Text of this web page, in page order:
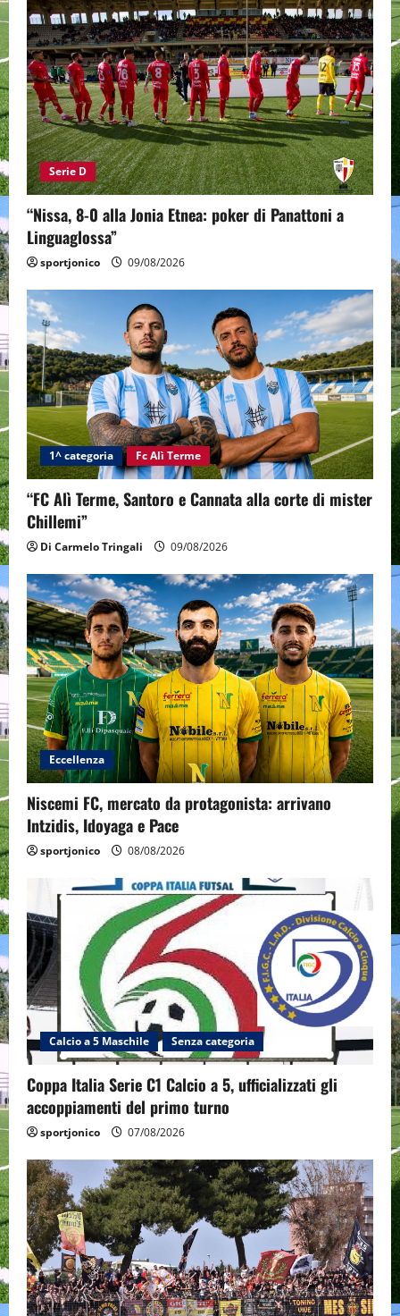
Serie D
“Nissa, 8-0 alla Jonia Etnea: poker di Panattoni a
Linguaglossa”
sportjonico 09/08/2026
1^ categoria Fc Alì Terme
“FC Alì Terme, Santoro e Cannata alla corte di mister
Chillemi”
Di Carmelo Tringali 09/08/2026
Eccellenza
Niscemi FC, mercato da protagonista: arrivano
Intzidis, Idoyaga e Pace
sportjonico 08/08/2026
Calcio a 5 Maschile Senza categoria
Coppa Italia Serie C1 Calcio a 5, ufficializzati gli
accoppiamenti del primo turno
sportjonico 07/08/2026